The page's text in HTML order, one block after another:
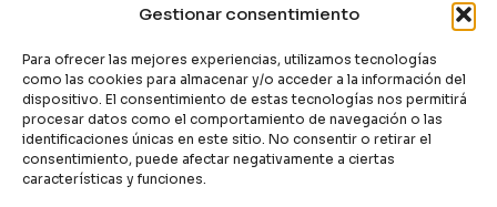
Gestionar consentimiento
Para ofrecer las mejores experiencias, utilizamos tecnologías
como las cookies para almacenar y/o acceder a la información del
dispositivo. El consentimiento de estas tecnologías nos permitirá
procesar datos como el comportamiento de navegación o las
identificaciones únicas en este sitio. No consentir o retirar el
consentimiento, puede afectar negativamente a ciertas
características y funciones.
Haz clic para aceptar cookies de